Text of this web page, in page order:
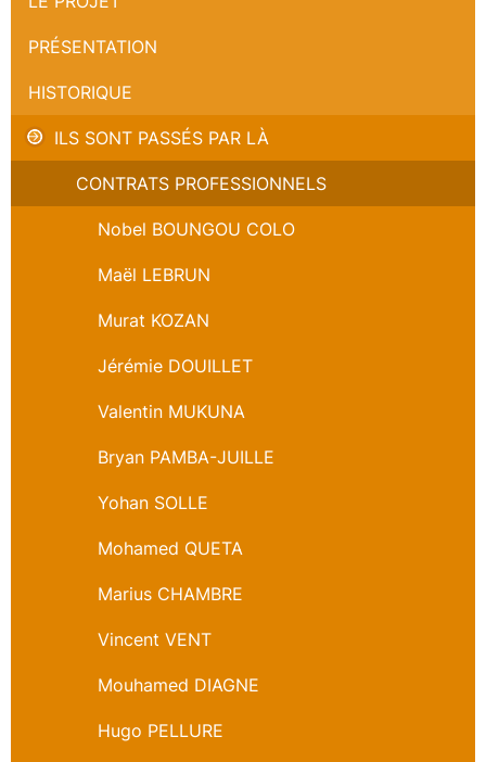
PRÉSENTATION
HISTORIQUE
ILS SONT PASSÉS PAR LÀ
CONTRATS PROFESSIONNELS
Nobel BOUNGOU COLO
Maël LEBRUN
Murat KOZAN
Jérémie DOUILLET
Valentin MUKUNA
Bryan PAMBA-JUILLE
Yohan SOLLE
Mohamed QUETA
Marius CHAMBRE
Vincent VENT
Mouhamed DIAGNE
Hugo PELLURE